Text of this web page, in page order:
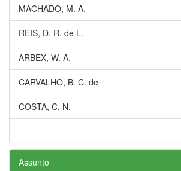
MACHADO, M. A.
REIS, D. R. de L.
ARBEX, W. A.
CARVALHO, B. C. de
COSTA, C. N.
Assunto